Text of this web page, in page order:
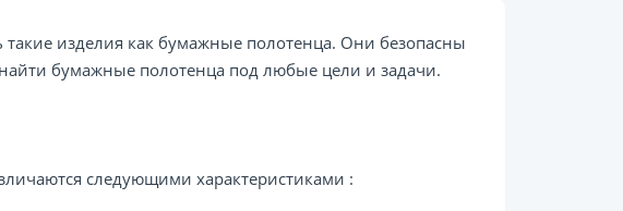
изделия как бумажные полотенца. Они безопасны
бумажные полотенца под любые цели и задачи.
следующими характеристиками :